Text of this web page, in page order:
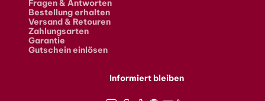
Fragen & Antworten
Bestellung erhalten
Versand & Retouren
Zahlungsarten
Garantie
Gutschein einlösen
Informiert bleiben